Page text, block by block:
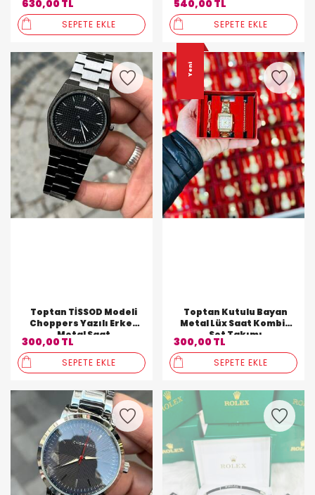
630,00 TL
SEPETE EKLE
540,00 TL
SEPETE EKLE
Toptan TİSSOD Modeli
Choppers Yazılı Erkek
Metal Saat
300,00 TL
SEPETE EKLE
Yeni
Toptan Kutulu Bayan
Metal Lüx Saat Kombin
Set Takımı
300,00 TL
SEPETE EKLE